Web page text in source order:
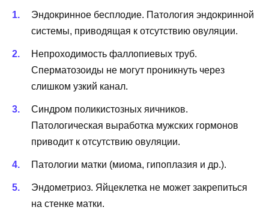
Эндокринное бесплодие. Патология эндокринной
системы, приводящая к отсутствию овуляции.
Непроходимость фаллопиевых труб.
Сперматозоиды не могут проникнуть через
слишком узкий канал.
Синдром поликистозных яичников.
Патологическая выработка мужских гормонов
приводит к отсутствию овуляции.
Патологии матки (миома, гипоплазия и др.).
Эндометриоз. Яйцеклетка не может закрепиться
на стенке матки.